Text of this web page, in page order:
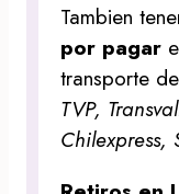
Tambien
por pagar
transporte
TVP,
Chilexpress,